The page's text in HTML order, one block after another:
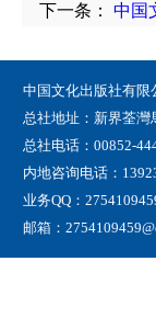
下一条： 中国
中国文化出版社有
总社地址 ： 新界荃灣
总社电话：00852-
内地咨询电话：
业务QQ：
邮箱：